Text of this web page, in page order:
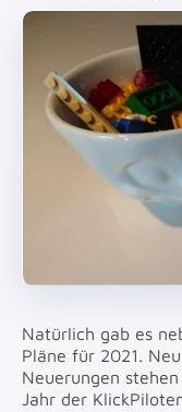
Natürlich gab es
Pläne für 2021.
Neuerungen
Jahr der